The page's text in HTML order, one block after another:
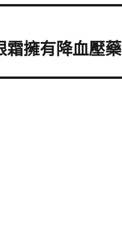
霜擁有降血壓藥